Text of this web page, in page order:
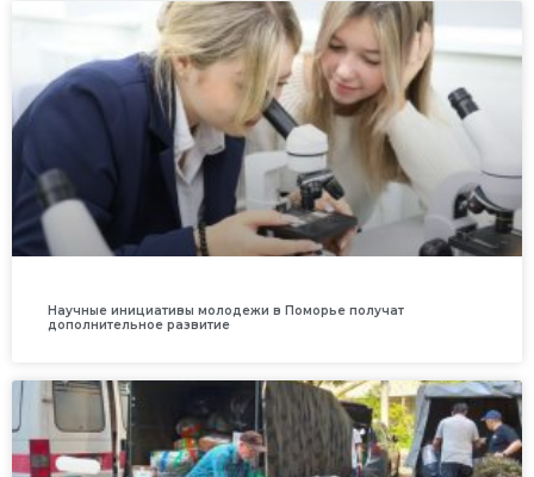
Научные инициативы молодежи в Поморье получат
дополнительное развитие